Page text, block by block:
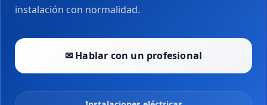
instalación con normalidad.
✉ Hablar con un profesional